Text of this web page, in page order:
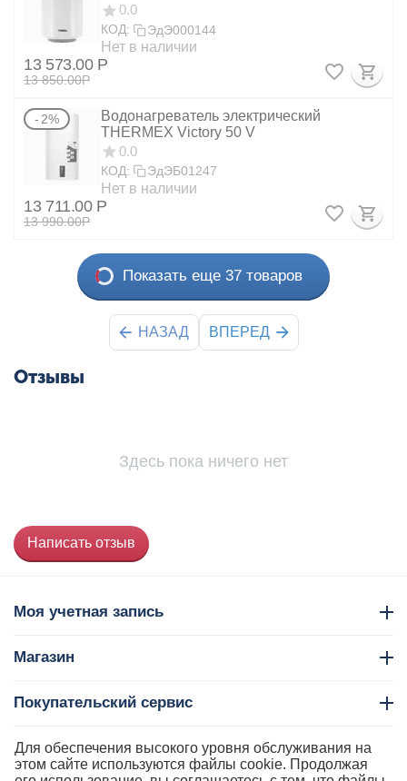
0.0
КОД: ЭдЭ000144
Нет в наличии
13 573.00 Р
13 850.00Р
2%
Водонагреватель электрический
THERMEX Victory 50 V
0.0
КОД: ЭдЭБ01247
Нет в наличии
13 711.00 Р
13 990.00Р
Показать еще 37 товаров
НАЗАД ВПЕРЕД
Отзывы
Здесь пока ничего нет
Написать отзыв
Моя учетная запись
Магазин
Покупательский сервис
Контакты
Для обеспечения высокого уровня обслуживания на
этом сайте используются файлы cookie. Продолжая